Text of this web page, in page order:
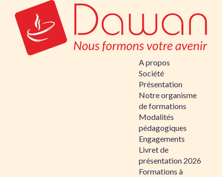
A propos
Société
Présentation
Notre organisme
de formations
Modalités
pédagogiques
Engagements
Livret de
présentation 2026
Formations à